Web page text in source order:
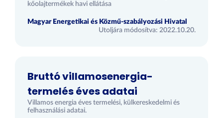
kőolajtermékek havi ellátása
Magyar Energetikai és Közmű-szabályozási Hivatal
Utoljára módosítva: 2022.10.20.
Bruttó villamosenergia-
termelés éves adatai
Villamos energia éves termelési, külkereskedelmi és
felhasználási adatai.